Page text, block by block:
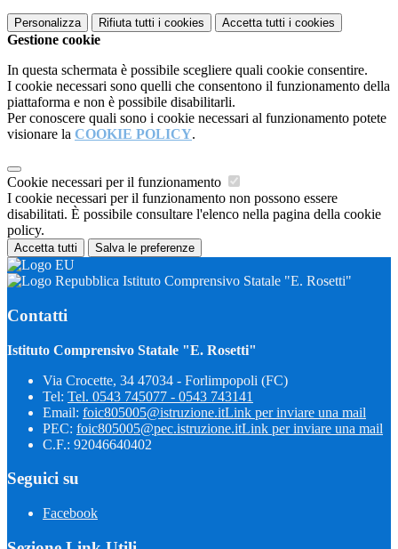
Personalizza Rifiuta tutti i cookies Accetta tutti i cookies
Gestione cookie
In questa schermata è possibile scegliere quali cookie consentire.
I cookie necessari sono quelli che consentono il funzionamento della
piattaforma e non è possibile disabilitarli.
Per conoscere quali sono i cookie necessari al funzionamento potete
visionare la COOKIE POLICY.
Cookie necessari per il funzionamento
I cookie necessari per il funzionamento non possono essere
disabilitati. È possibile consultare l'elenco nella pagina della cookie
policy.
Accetta tutti Salva le preferenze
Istituto Comprensivo Statale "E. Rosetti"
Contatti
Istituto Comprensivo Statale "E. Rosetti"
Via Crocette, 34 47034 - Forlimpopoli (FC)
Tel: Tel. 0543 745077 - 0543 743141
Email: foic805005@istruzione.itLink per inviare una mail
PEC: foic805005@pec.istruzione.itLink per inviare una mail
C.F.: 92046640402
Seguici su
Facebook